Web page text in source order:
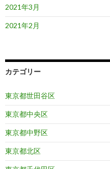
2021年3月
2021年2月
カテゴリー
東京都世田谷区
東京都中央区
東京都中野区
東京都北区